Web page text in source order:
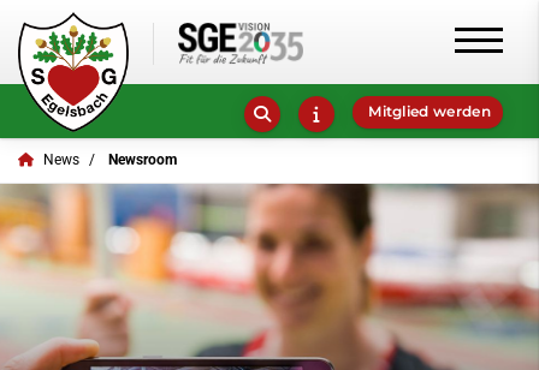
Mitglied werden
News Newsroom